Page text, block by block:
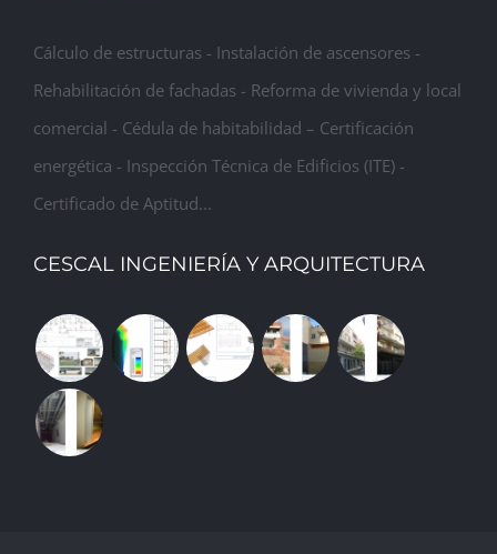
Cálculo de estructuras - Instalación de ascensores -
Rehabilitación de fachadas - Reforma de vivienda y local
comercial - Cédula de habitabilidad – Certificación
energética - Inspección Técnica de Edificios (ITE) -
Certificado de Aptitud...
CESCAL INGENIERÍA Y ARQUITECTURA